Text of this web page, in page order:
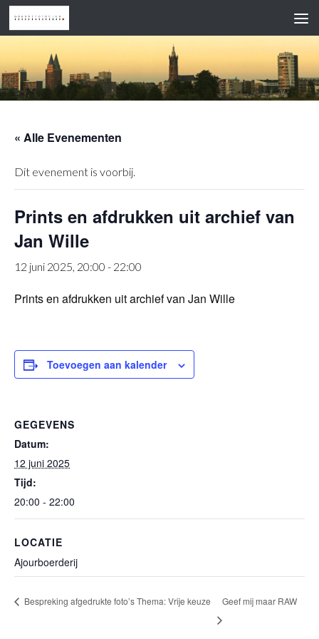
Doorgaan naar inhoud
« Alle Evenementen
Dit evenement is voorbij.
Prints en afdrukken uit archief van
Jan Wille
12 juni 2025, 20:00 - 22:00
Prints en afdrukken uit archief van Jan Wille
Toevoegen aan kalender
GEGEVENS
Datum:
12 juni 2025
Tijd:
20:00 - 22:00
LOCATIE
Ajourboerderij
Bespreking afgedrukte foto’s Thema: Vrije keuze Geef mij maar RAW